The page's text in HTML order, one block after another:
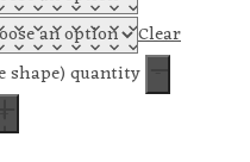
Clear
shape) quantity